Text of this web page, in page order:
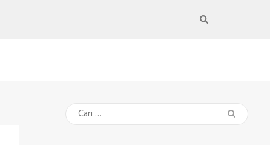
Cari
untuk: